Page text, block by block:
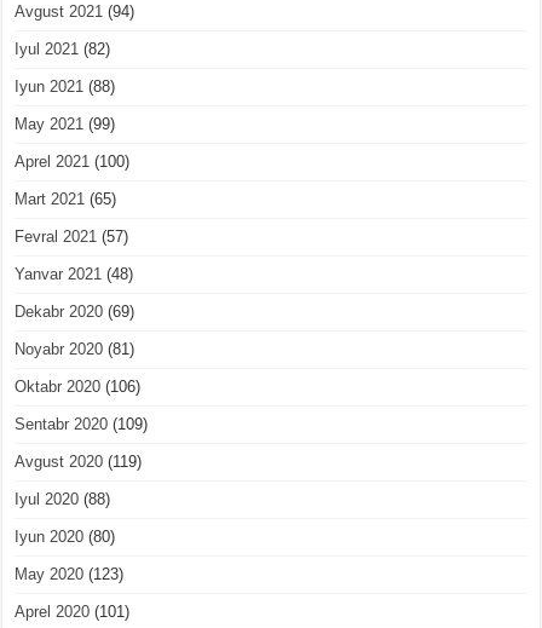
Avgust 2021 (94)
Iyul 2021 (82)
Iyun 2021 (88)
May 2021 (99)
Aprel 2021 (100)
Mart 2021 (65)
Fevral 2021 (57)
Yanvar 2021 (48)
Dekabr 2020 (69)
Noyabr 2020 (81)
Oktabr 2020 (106)
Sentabr 2020 (109)
Avgust 2020 (119)
Iyul 2020 (88)
Iyun 2020 (80)
May 2020 (123)
Aprel 2020 (101)